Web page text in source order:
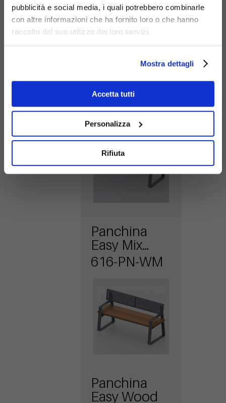
pubblicità e social media, i quali potrebbero combinarle
con altre informazioni che ha fornito loro o che hanno
raccolto dal suo utilizzo dei loro servizi.
Mostra dettagli
Accetta tutti
Personalizza
Rifiuta
Panca Easy
Metal
616-PA-M
Panchina
Easy Mix
seduta in
schienale in
metallo
616-PN-WM
Panchina
Easy Wood